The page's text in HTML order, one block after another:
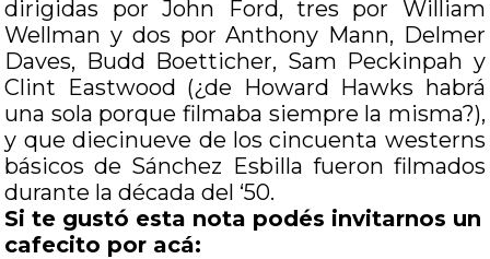
dirigidas por John Ford, tres por William
Wellman y dos por Anthony Mann, Delmer
Daves, Budd Boetticher, Sam Peckinpah y
Clint Eastwood (¿de Howard Hawks habrá
una sola porque filmaba siempre la misma?),
y que diecinueve de los cincuenta westerns
básicos de Sánchez Esbilla fueron filmados
durante la década del ‘50.
Si te gustó esta nota podés invitarnos un
cafecito por acá: